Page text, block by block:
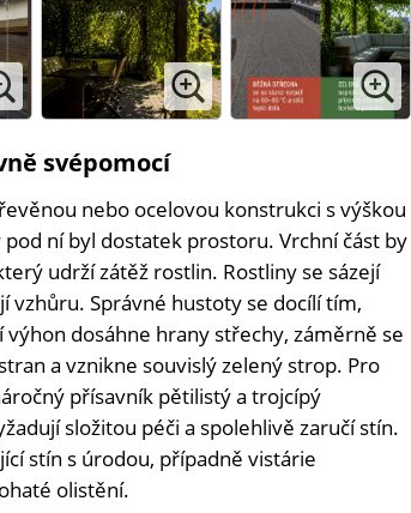
svépomocí
nebo ocelovou konstrukci s výškou
ní byl dostatek prostoru. Vrchní část by
udrží zátěž rostlin. Rostliny se sázejí
vzhůru. Správné hustoty se docílí tím,
dosáhne hrany střechy, záměrně se
a vznikne souvislý zelený strop. Pro
přísavník pětilistý a trojcípý
složitou péči a spolehlivě zaručí stín.
stín s úrodou, případně vistárie
olistění.